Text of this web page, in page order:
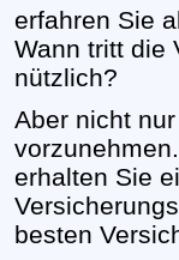
erfahren Sie
Wann tritt die
nützlich?
Aber nicht
erhalten Sie
besten